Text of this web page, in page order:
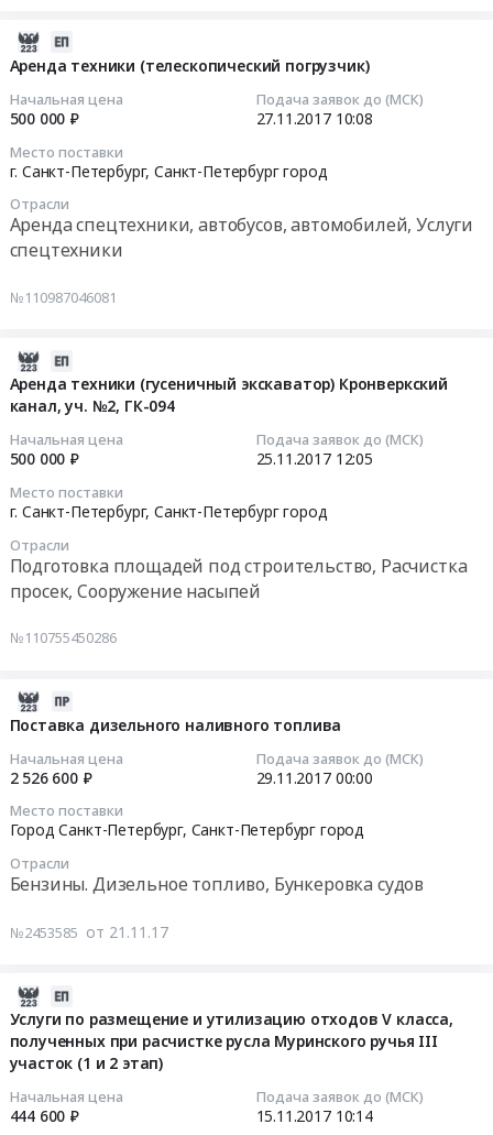
Аренда техники (телескопический погрузчик)
Начальная цена
500 000 ₽
Подача заявок до (МСК)
27.11.2017 10:08
Место поставки
г. Санкт-Петербург,Санкт-Петербург город
Отрасли
Аренда спецтехники, автобусов, автомобилей, Услуги
спецтехники
№110987046081
Аренда техники (гусеничный экскаватор) Кронверкский
канал, уч. №2, ГК-094
Начальная цена
500 000 ₽
Подача заявок до (МСК)
25.11.2017 12:05
Место поставки
г. Санкт-Петербург,Санкт-Петербург город
Отрасли
Подготовка площадей под строительство, Расчистка
просек, Сооружение насыпей
№110755450286
094
094
Поставка дизельного наливного топлива
Начальная цена
2 526 600 ₽
Подача заявок до (МСК)
29.11.2017 00:00
Место поставки
Город Санкт-Петербург, Санкт-Петербург город
Отрасли
Бензины. Дизельное топливо, Бункеровка судов
№2453585 от 21.11.17
Услуги по размещение и утилизацию отходов V класса,
полученных при расчистке русла Муринского ручья III
участок (1 и 2 этап)
Начальная цена
444 600 ₽
Подача заявок до (МСК)
15.11.2017 10:14